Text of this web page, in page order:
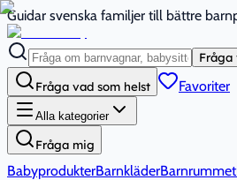
Guidar svenska familjer till bättre
Fråga
Fråga vad som helst Favoriter
Alla kategorier
Fråga mig
BabyprodukterBarnkläderBarnrummet